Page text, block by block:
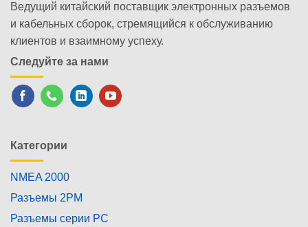
Ведущий китайский поставщик электронных разъемов
и кабельных сборок, стремящийся к обслуживанию
клиентов и взаимному успеху.
Следуйте за нами
Категории
NMEA 2000
Разъемы 2PM
Разъемы серии PC